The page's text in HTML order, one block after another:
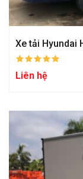
Xe tải Hyundai
Liên hệ